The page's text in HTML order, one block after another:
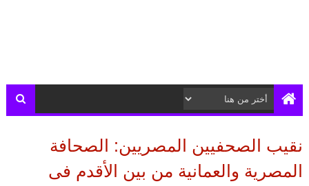
نقيب الصحفيين المصريين: الصحافة
المصرية والعمانية من بين الأقدم فى